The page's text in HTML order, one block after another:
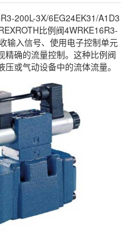
200L-3X/6EG24EK31/A1D3
比例阀4WRKE16R3-
输入信号、使用电子控制单元
精确的流量控制。这种比例阀
或气动设备中的流体流量。